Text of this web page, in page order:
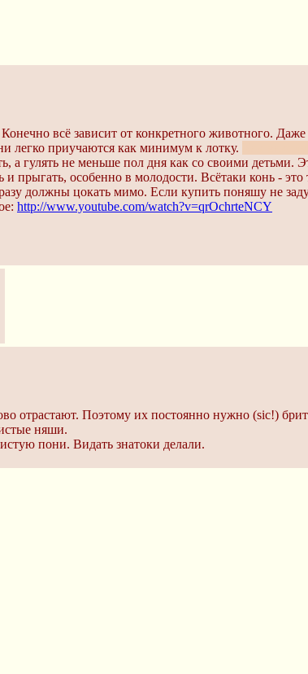
Конечно всё зависит от конкретного животного.
легко приучаются как минимум к лотку.
а гулять не меньше пол дня как со своими
и прыгать, особенно в молодости. Всётаки конь -
должны цокать мимо. Если купить поняшу не
http://www.youtube.com/watch?v=qrOchrteNCY
отрастают. Поэтому их постоянно нужно (sic!)
няши.
пони. Видать знатоки делали.